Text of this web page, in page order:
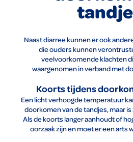
Naast diarree kunnen er ook
die ouders kunnen
veelvoorkomende klachten
waargenomen in verband met
Koorts tijdens
Een licht verhoogde temperatuur
doorkomen van de tandjes, maar
Als de koorts langer aanhoudt of
oorzaak zijn en moet er een arts